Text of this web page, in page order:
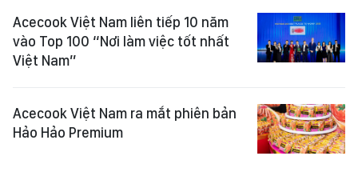
Acecook Việt Nam liên tiếp 10 năm
vào Top 100 “Nơi làm việc tốt nhất
Việt Nam”
Acecook Việt Nam ra mắt phiên bản
Hảo Hảo Premium